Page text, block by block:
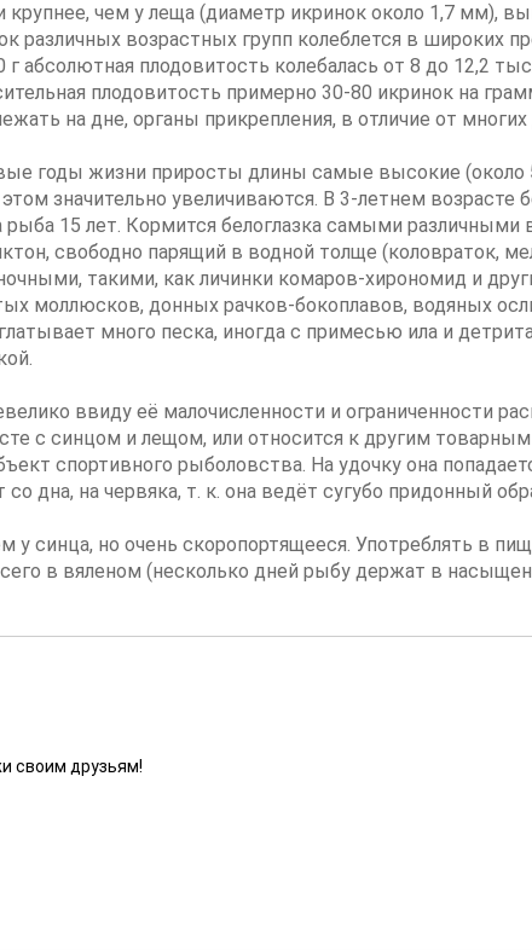
крупнее, чем у леща (диаметр икринок около 1,7 мм),
различных возрастных групп колеблется в широких
абсолютная плодовитость колебалась от 8 до 12,2
плодовитость примерно 30-80 икринок на
на дне, органы прикрепления, в отличие от
годы жизни приросты длины самые высокие (около
значительно увеличиваются. В 3-летнем возрасте
рыба 15 лет. Кормится белоглазка самыми
свободно парящий в водной толще (коловраток,
такими, как личинки комаров-хирономид и
моллюсков, донных рачков-бокоплавов, водяных
много песка, иногда с примесью ила и
ввиду её малочисленности и ограниченности
с синцом и лещом, или относится к другим товарным
спортивного рыболовства. На удочку она
дна, на червяка, т. к. она ведёт сугубо придонный
у синца, но очень скоропортящееся. Употреблять в
в вяленом (несколько дней рыбу держат в
своим друзьям!